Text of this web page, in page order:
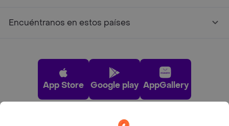
Encuéntranos en estos países
App Store Google play AppGallery